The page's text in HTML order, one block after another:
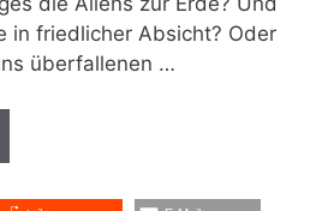
in friedlicher Absicht? Oder
überfallenen …